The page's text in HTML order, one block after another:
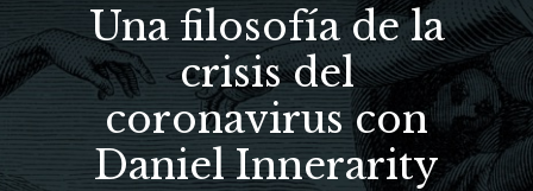
Una filosofía de la
crisis del
coronavirus con
Daniel Innerarity